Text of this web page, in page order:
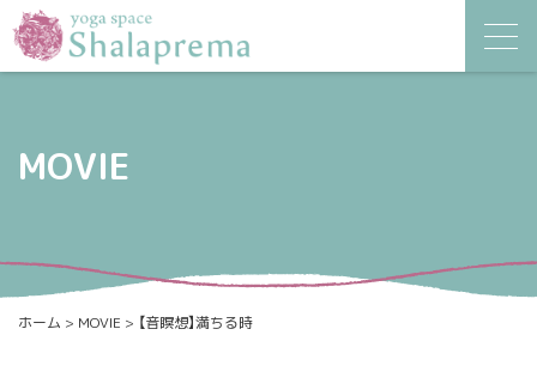
MOVIE
ホーム > MOVIE > 【音瞑想】満ちる時